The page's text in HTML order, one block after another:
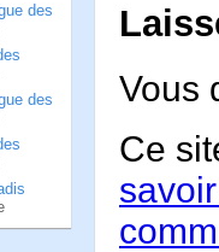
des
des
Vous
Ce